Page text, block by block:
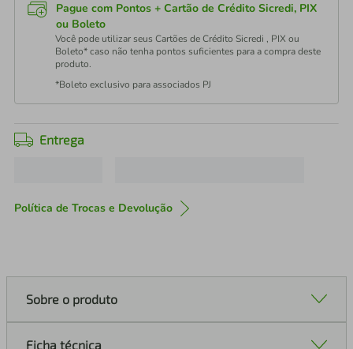
Pague com Pontos + Cartão de Crédito Sicredi, PIX
ou Boleto
Você pode utilizar seus Cartões de Crédito Sicredi , PIX ou
Boleto* caso não tenha pontos suficientes para a compra deste
produto.
*Boleto exclusivo para associados PJ
Entrega
Política de Trocas e Devolução
Sobre o produto
Ficha técnica